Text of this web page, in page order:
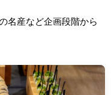
名産など企画段階から